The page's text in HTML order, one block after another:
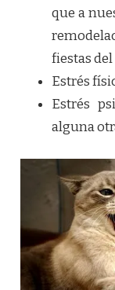
que a
fiestas
Estrés
Estrés
alguna